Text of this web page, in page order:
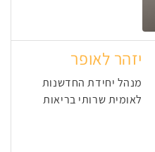
יזהר לאופר
מנהל יחידת החדשנות
לאומית שרותי בריאות